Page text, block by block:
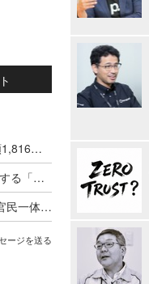
令和8(2026)年上半期の特殊詐欺、被害総額1,816億円 ～ 投資詐欺（797.9億）やニセ警察詐欺（507.9億）など手口別被害額
NICT・総務省・警察庁、家庭用 IoT を悪用する「レジデンシャルプロキシ」のファクトシート公表
家庭用 IoT 機器を悪用したサイバー攻撃、官民一体で対策推進
ージを送る